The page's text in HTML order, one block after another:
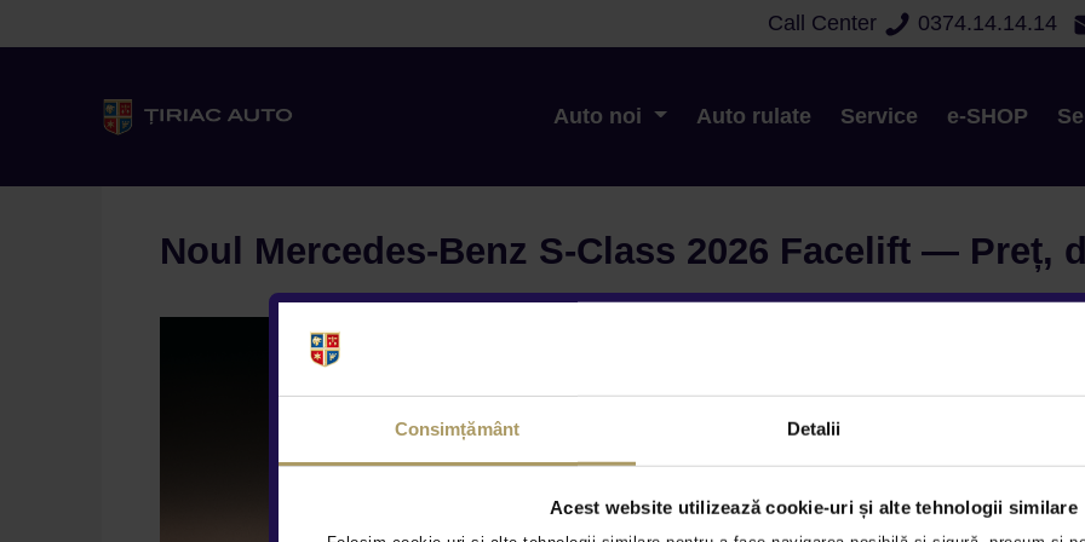
Consimțământ Detalii
Acest website utilizează cookie-uri și alte tehnologii similare
Call Center 0374.14.14.14
Auto noi Auto rulate Service e-SHOP
Noul Mercedes-Benz S-Class 2026 Facelift — Preț,
Ce este nou la
Interiorul și experiența
Da Nu